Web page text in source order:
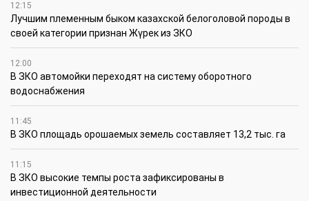
12:15
Лучшим племенным быком казахской белоголовой породы в
своей категории признан Жүрек из ЗКО
12:00
В ЗКО автомойки переходят на систему оборотного
водоснабжения
11:45
В ЗКО площадь орошаемых земель составляет 13,2 тыс. га
11:15
В ЗКО высокие темпы роста зафиксированы в
инвестиционной деятельности